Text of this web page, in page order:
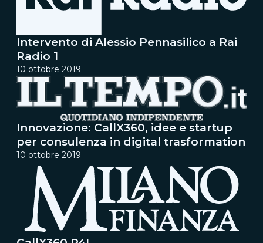
Intervento di Alessio Pennasilico a Rai
Radio 1
10 ottobre 2019
Innovazione: CallX360, idee e startup
per consulenza in digital trasformation
10 ottobre 2019